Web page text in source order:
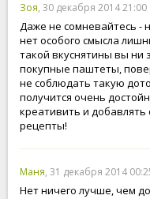
Зоя, 30 декабря 2014 21:00
Даже не сомневайтесь -
нет особого смысла
такой вкуснятины вы ни
покупные паштеты,
не соблюдать такую
получится очень
креативить и
рецепты!
Маня, 31 декабря 2014
Нет ничего лучше, чем